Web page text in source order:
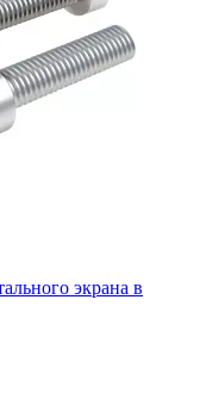
экрана в